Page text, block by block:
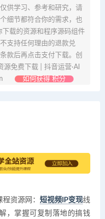
供学习、参考和研究，请
细节都符合你的需求，也
下载的资源和程序源码组件
支持任何理由的退款兑
款后再点击支付下载。创
免费下载 | 抖音运营·AI
如何获得 积分
资源网： 短视频IP变现线
，掌握可复制落地的搞钱